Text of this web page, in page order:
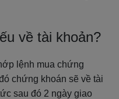
về tài khoản?
lệnh mua chứng
chứng khoán sẽ về tài
sau đó 2 ngày giao